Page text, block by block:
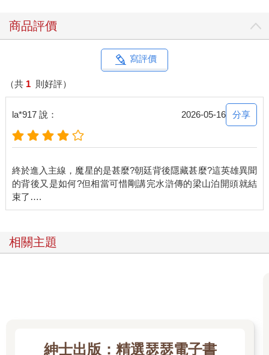
商品評價
寫評價
（共 1 則好評）
la*917 說： 2026-05-16 分享
終於進入主線，魔星的是甚麼?朝廷背後隱藏甚麼?這英雄異聞
的背後又是如何?但相當可惜剛講完水滸傳的梁山泊開頭就結
相關主題
紳士出版：精選瑟瑟電子書